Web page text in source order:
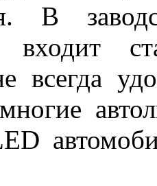
В
входит
всегда